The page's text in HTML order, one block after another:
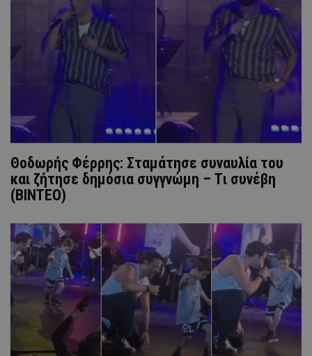
Θοδωρής Φέρρης: Σταμάτησε συναυλία του
και ζήτησε δημόσια συγγνώμη – Tι συνέβη
(ΒΙΝΤΕΟ)